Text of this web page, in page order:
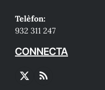
Telèfon:
932 311 247
CONNECTA
X
RSS